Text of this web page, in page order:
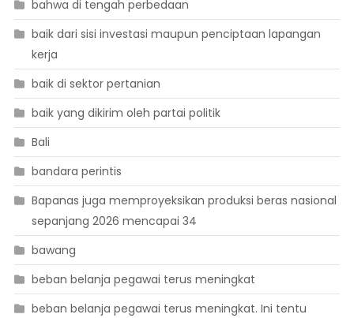
bahwa di tengah perbedaan
baik dari sisi investasi maupun penciptaan lapangan
kerja
baik di sektor pertanian
baik yang dikirim oleh partai politik
Bali
bandara perintis
Bapanas juga memproyeksikan produksi beras nasional
sepanjang 2026 mencapai 34
bawang
beban belanja pegawai terus meningkat
beban belanja pegawai terus meningkat. Ini tentu